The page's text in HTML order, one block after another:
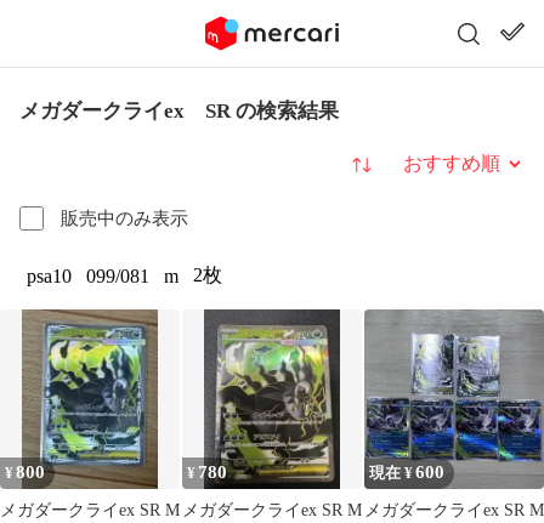
メガダークライex SR の検索結果
販売中のみ表示
並び替え
psa10 099/081 m 2枚
¥800
メガダークライex SR M
¥ 780
メガダークライex SR M
現在 ¥600
メガダークライex SR M